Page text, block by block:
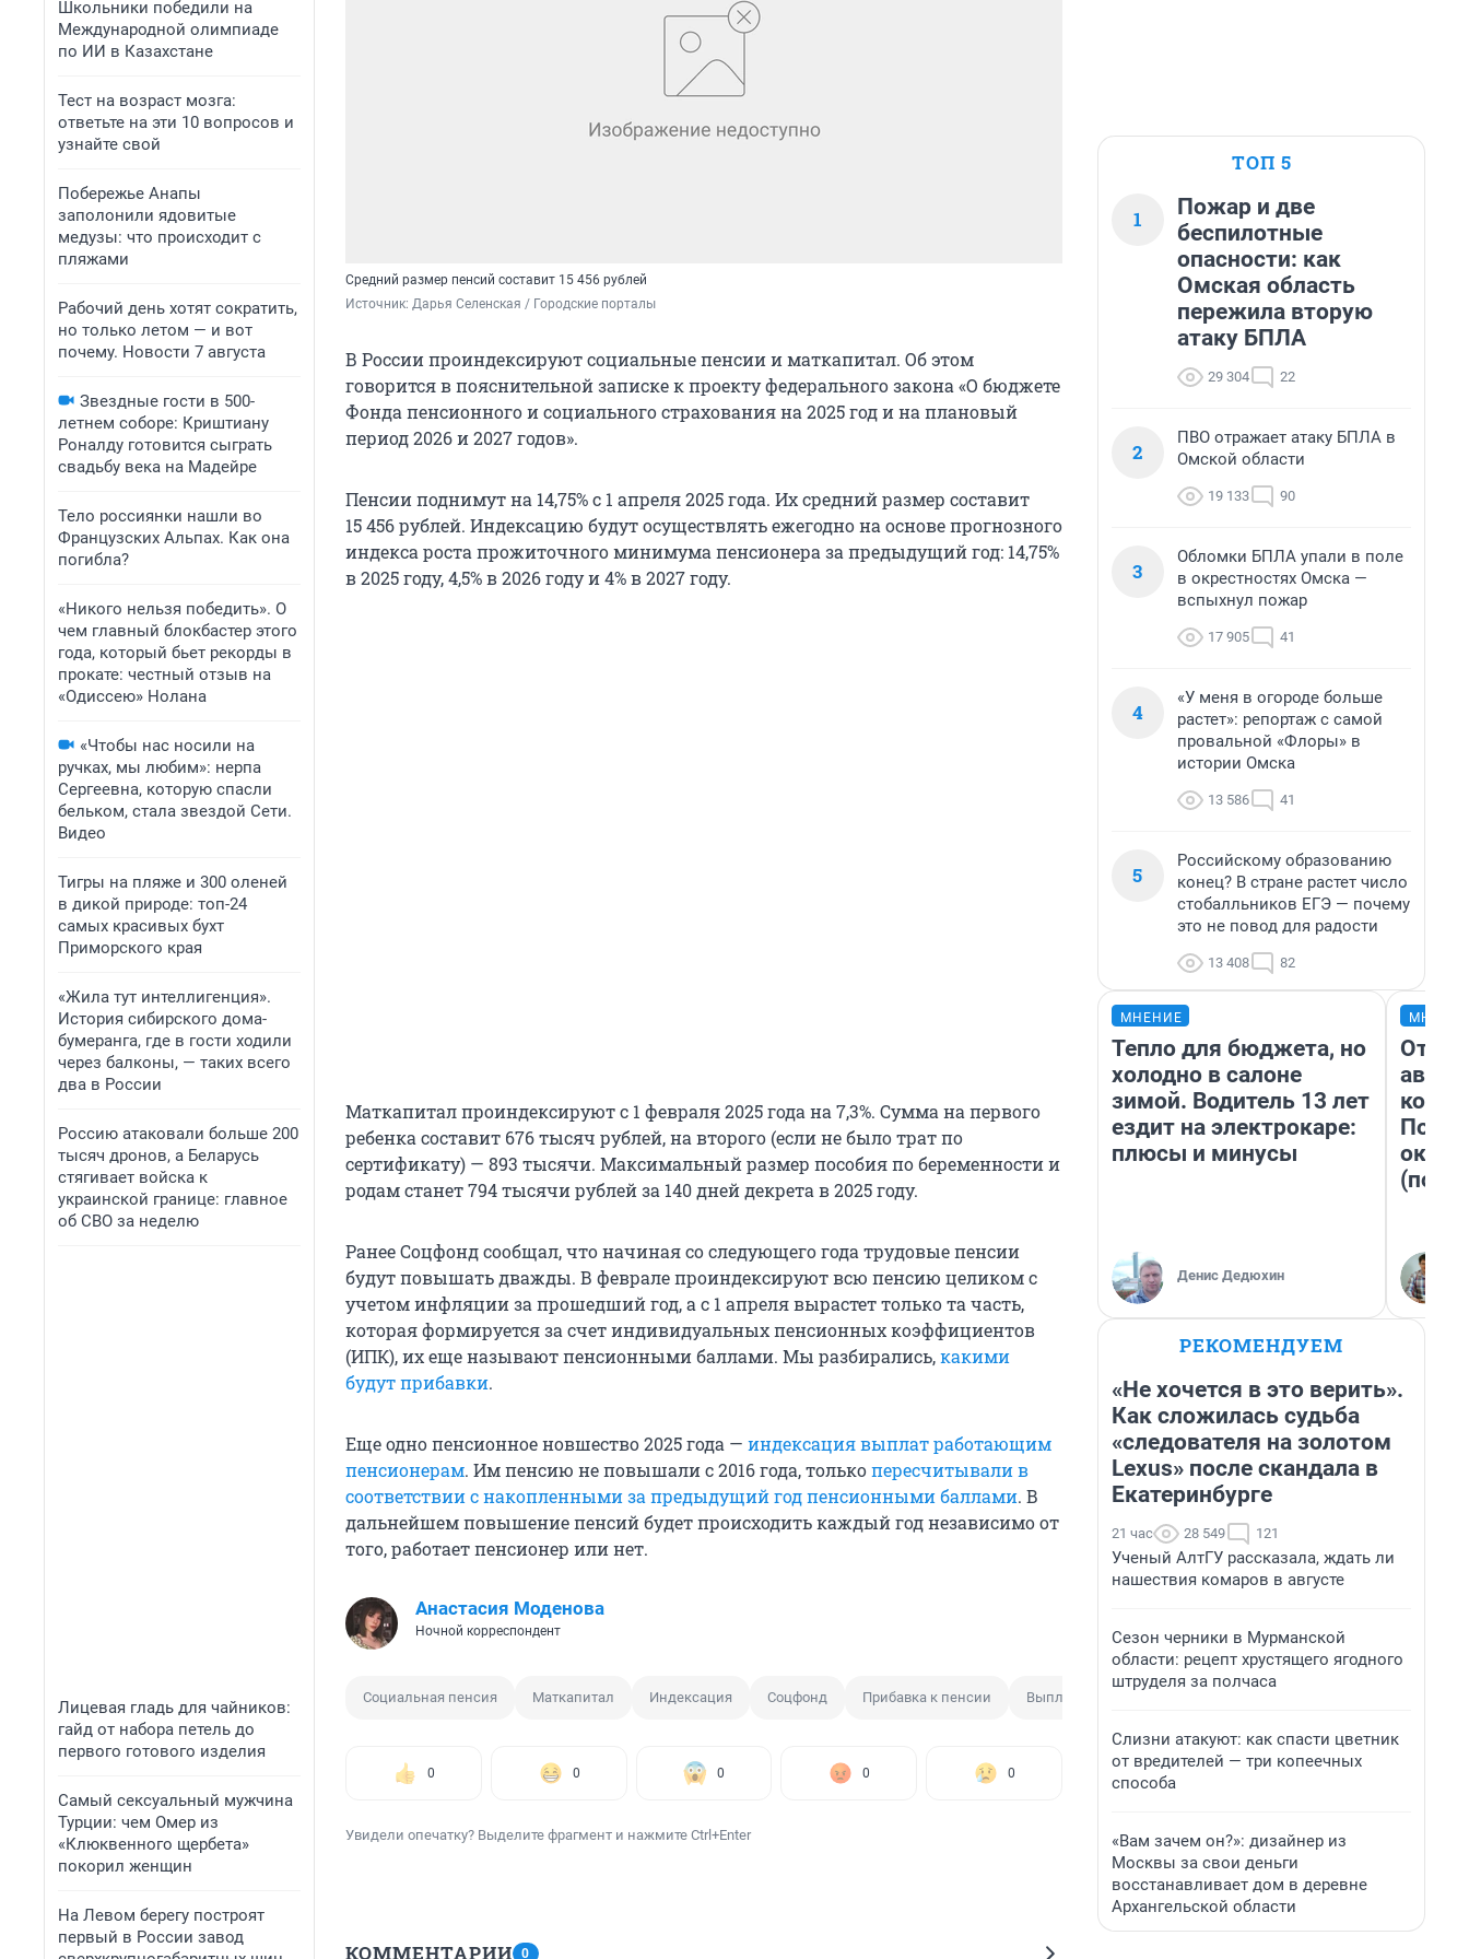
Школьники победили на
Международной олимпиаде
по ИИ в Казахстане
Тест на возраст мозга:
ответьте на эти 10 вопросов и
узнайте свой
Побережье Анапы
заполонили ядовитые
медузы: что происходит с
пляжами
Рабочий день хотят сократить,
но только летом — и вот
почему. Новости 7 августа
Звездные гости в 500-
летнем соборе: Криштиану
Роналду готовится сыграть
свадьбу века на Мадейре
Тело россиянки нашли во
Французских Альпах. Как она
погибла?
«Никого нельзя победить». О
чем главный блокбастер этого
года, который бьет рекорды в
прокате: честный отзыв на
«Одиссею» Нолана
«Чтобы нас носили на
ручках, мы любим»: нерпа
Сергеевна, которую спасли
бельком, стала звездой Сети.
Видео
Тигры на пляже и 300 оленей
в дикой природе: топ-24
самых красивых бухт
Приморского края
«Жила тут интеллигенция».
История сибирского дома-
бумеранга, где в гости ходили
через балконы, — таких всего
два в России
Россию атаковали больше 200
тысяч дронов, а Беларусь
стягивает войска к
украинской границе: главное
об СВО за неделю
Лицевая гладь для чайников:
гайд от набора петель до
первого готового изделия
Самый сексуальный мужчина
Турции: чем Омер из
«Клюквенного щербета»
покорил женщин
На Левом берегу построят
первый в России завод
Средний размер пенсий составит 15 456 рублей
Источник: Дарья Селенская / Городские порталы
В России проиндексируют социальные пенсии и маткапитал. Об этом
говорится в пояснительной записке к проекту федерального закона «О бюджете
Фонда пенсионного и социального страхования на 2025 год и на плановый
период 2026 и 2027 годов».
Пенсии поднимут на 14,75% с 1 апреля 2025 года. Их средний размер составит
15 456 рублей. Индексацию будут осуществлять ежегодно на основе прогнозного
индекса роста прожиточного минимума пенсионера за предыдущий год: 14,75%
в 2025 году, 4,5% в 2026 году и 4% в 2027 году.
Маткапитал проиндексируют с 1 февраля 2025 года на 7,3%. Сумма на первого
ребенка составит 676 тысяч рублей, на второго (если не было трат по
сертификату) — 893 тысячи. Максимальный размер пособия по беременности и
родам станет 794 тысячи рублей за 140 дней декрета в 2025 году.
Ранее Соцфонд сообщал, что начиная со следующего года трудовые пенсии
будут повышать дважды. В феврале проиндексируют всю пенсию целиком с
учетом инфляции за прошедший год, а с 1 апреля вырастет только та часть,
которая формируется за счет индивидуальных пенсионных коэффициентов
(ИПК), их еще называют пенсионными баллами. Мы разбирались,какими
будут прибавки.
Еще одно пенсионное новшество 2025 года — индексация выплат работающим
пенсионерам. Им пенсию не повышали с 2016 года, толькопересчитывали в
соответствии с накопленными за предыдущий год пенсионными баллами. В
дальнейшем повышение пенсий будет происходить каждый год независимо от
того, работает пенсионер или нет.
Анастасия Моденова
Ночной корреспондент
Социальная пенсия Маткапитал Индексация Соцфонд Прибавка к пенсии Выплата
0 0 0 0 0
Увидели опечатку? Выделите фрагмент и нажмите Ctrl+Enter
КОММЕНТАРИИ 0
ТОП 5
1
Пожар и две
беспилотные
опасности: как
Омская область
пережила вторую
атаку БПЛА
29 304 22
2
ПВО отражает атаку БПЛА в
Омской области
19 133 90
3
Обломки БПЛА упали в поле
в окрестностях Омска —
вспыхнул пожар
17 905 41
4
«У меня в огороде больше
растет»: репортаж с самой
провальной «Флоры» в
истории Омска
13 586 41
5
Российскому образованию
конец? В стране растет число
стобалльников ЕГЭ — почему
это не повод для радости
13 408 82
МНЕНИЕ
Тепло для бюджета, но
холодно в салоне
зимой. Водитель 13 лет
ездит на электрокаре:
плюсы и минусы
Денис Дедюхин
От
РЕКОМЕНДУЕМ
«Не хочется в это верить».
Как сложилась судьба
«следователя на золотом
Lexus» после скандала в
Екатеринбурге
21 час 28 549 121
Ученый АлтГУ рассказала, ждать ли
нашествия комаров в августе
Сезон черники в Мурманской
области: рецепт хрустящего ягодного
штруделя за полчаса
Слизни атакуют: как спасти цветник
от вредителей — три копеечных
способа
«Вам зачем он?»: дизайнер из
Москвы за свои деньги
восстанавливает дом в деревне
Архангельской области